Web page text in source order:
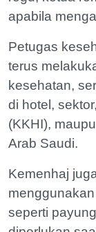
apabila
Petugas
terus
kesehatan,
di hotel,
(KKHI),
Arab Saudi.
Kemenhaj
seperti